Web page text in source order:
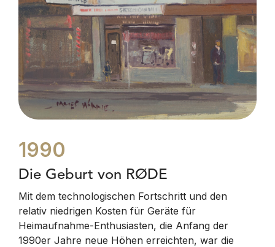
1990
Die Geburt von RØDE
Mit dem technologischen Fortschritt und den
relativ niedrigen Kosten für Geräte für
Heimaufnahme-Enthusiasten, die Anfang der
1990er Jahre neue Höhen erreichten, war die